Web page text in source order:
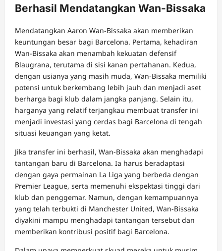
Berhasil Mendatangkan Wan-Bissaka
Mendatangkan Aaron Wan-Bissaka akan memberikan
keuntungan besar bagi Barcelona. Pertama, kehadiran
Wan-Bissaka akan menambah kekuatan defensif
Blaugrana, terutama di sisi kanan pertahanan. Kedua,
dengan usianya yang masih muda, Wan-Bissaka memiliki
potensi untuk berkembang lebih jauh dan menjadi aset
berharga bagi klub dalam jangka panjang. Selain itu,
harganya yang relatif terjangkau membuat transfer ini
menjadi investasi yang cerdas bagi Barcelona di tengah
situasi keuangan yang ketat.
Jika transfer ini berhasil, Wan-Bissaka akan menghadapi
tantangan baru di Barcelona. Ia harus beradaptasi
dengan gaya permainan La Liga yang berbeda dengan
Premier League, serta memenuhi ekspektasi tinggi dari
klub dan penggemar. Namun, dengan kemampuannya
yang telah terbukti di Manchester United, Wan-Bissaka
diyakini mampu menghadapi tantangan tersebut dan
memberikan kontribusi positif bagi Barcelona.